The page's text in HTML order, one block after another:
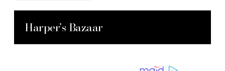
Harper’s Bazaar